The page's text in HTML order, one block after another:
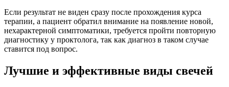
Если результат не виден сразу после прохождения курса
терапии, а пациент обратил внимание на появление новой,
нехарактерной симптоматики, требуется пройти повторную
диагностику у проктолога, так как диагноз в таком случае
ставится под вопрос.
Лучшие и эффективные виды свечей